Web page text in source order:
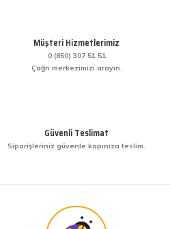
Müşteri Hizmetlerimiz
0 (850) 307 51 51
Çağrı merkezimizi arayın.
Güvenli Teslimat
Siparişleriniz güvenle kapınıza teslim.